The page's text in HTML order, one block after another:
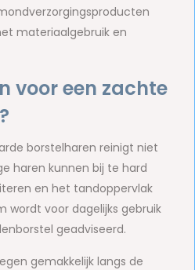
materiaalgebruik en
voor een zachte
borstelharen reinigt niet
haren kunnen bij te hard
en het tandoppervlak
wordt voor dagelijks gebruik
geadviseerd.
gemakkelijk langs de